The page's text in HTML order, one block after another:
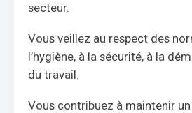
secteur.
Vous veillez au respect des
l’hygiène, à la sécurité, à la
du travail.
Vous contribuez à maintenir